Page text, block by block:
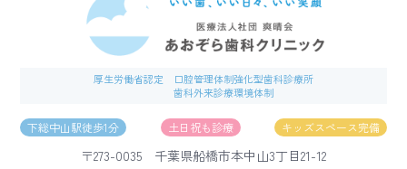
厚生労働省認定
口腔管理体制強化型歯科診療所
歯科外来診療環境体制
下総中山駅徒歩1分 土日祝も診療 キッズスペース完備
〒273-0035 千葉県船橋市本中山3丁目21-12